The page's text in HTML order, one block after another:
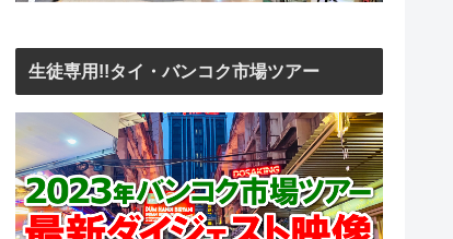
生徒専用!!タイ・バンコク市場ツアー